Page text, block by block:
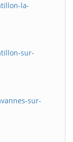
la-
sur-
sur-